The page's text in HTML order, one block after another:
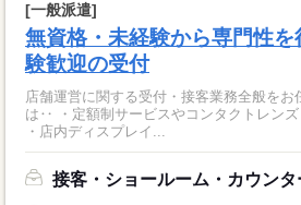
[一般派遣]
無資格・未経験から専門性
験歓迎の受付
店舗運営に関する受付・接客業務全般をお任せし
は‥ ・定額制サービスやコンタクトレン
・店内ディスプレイ...
接客・ショールーム・カウンタ